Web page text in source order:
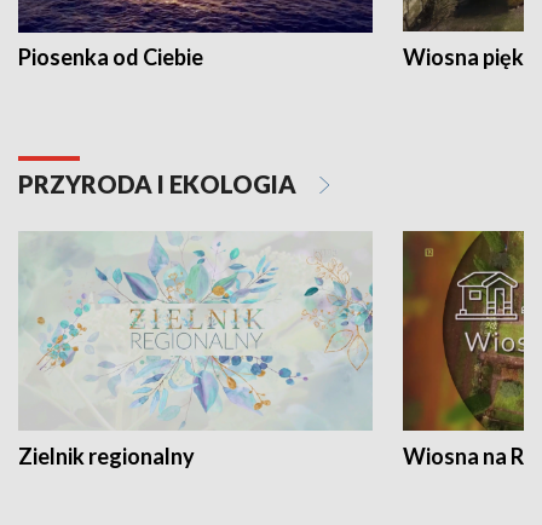
Piosenka od Ciebie Wiosna
PRZYRODA I EKOLOGIA
Zielnik regionalny Wiosna na